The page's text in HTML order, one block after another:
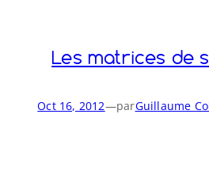
Les matrices de
Oct 16, 2012—parGuillaume